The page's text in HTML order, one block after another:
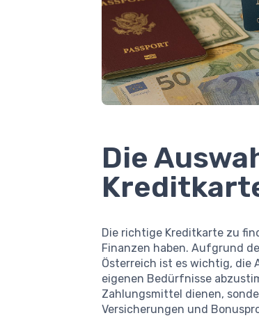
Die
Die richtige Kreditkarte zu
Finanzen haben. Aufgrund
Österreich ist es wichtig, die
eigenen Bedürfnisse
Zahlungsmittel dienen,
Versicherungen und